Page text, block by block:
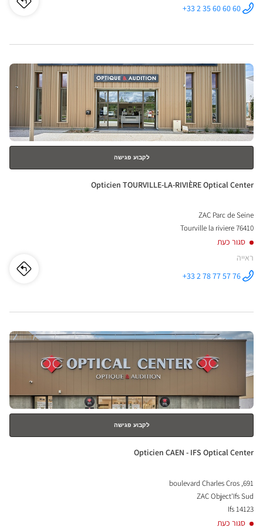
התקשר לחנות
Optical
+33 2 35 60 60 60 לו"ז
-
לחץ
ENTER
למידע
נוסף
לקבוע פגישה
חנות:
Opticien TOURVILLE-LA-RIVIÈRE Optical Center
ZAC Parc de Seine
76410 Tourville la riviere
סגור כעת
ראייה
התקשר לחנות
Optical
+33 2 78 77 57 76 לו"ז
LA-
לחץ
למידע
נוסף
לקבוע פגישה
חנות:
Opticien CAEN - IFS Optical Center
691, boulevard Charles Cros
ZAC Object'Ifs Sud
14123 Ifs
סגור כעת